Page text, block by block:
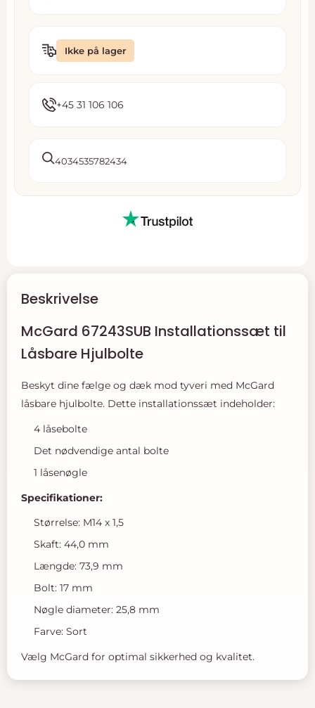
Ikke på lager
+45 31 106 106
4034535782434
Beskrivelse
McGard 67243SUB Installationssæt til
Låsbare Hjulbolte
Beskyt dine fælge og dæk mod tyveri med McGard
låsbare hjulbolte. Dette installationssæt indeholder:
4 låsebolte
Det nødvendige antal bolte
1 låsenøgle
Specifikationer:
Størrelse: M14 x 1,5
Skaft: 44,0 mm
Længde: 73,9 mm
Bolt: 17 mm
Nøgle diameter: 25,8 mm
Farve: Sort
Vælg McGard for optimal sikkerhed og kvalitet.